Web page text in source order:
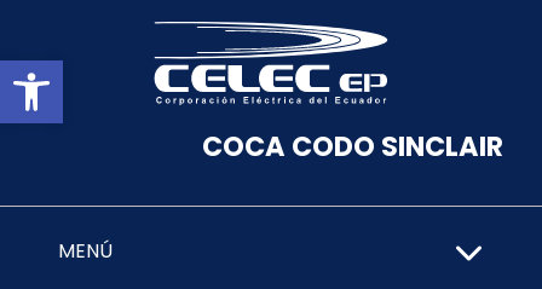
Abrir barra de herramientas
COCA CODO SINCLAIR
MENÚ